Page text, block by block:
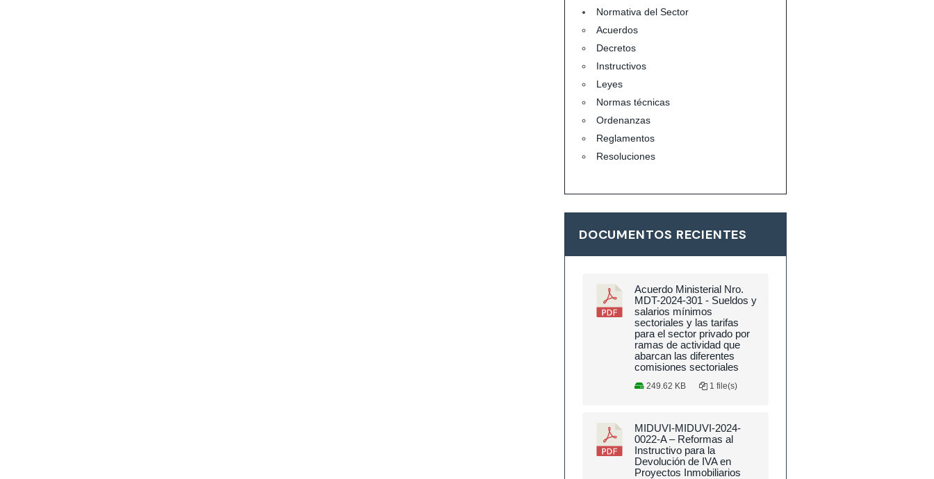
Normativa del Sector
Acuerdos
Decretos
Instructivos
Leyes
Normas técnicas
Ordenanzas
Reglamentos
Resoluciones
DOCUMENTOS RECIENTES
Acuerdo Ministerial Nro.
MDT-2024-301 - Sueldos y
salarios mínimos
sectoriales y las tarifas
para el sector privado por
ramas de actividad que
abarcan las diferentes
comisiones sectoriales
249.62 KB 1 file(s)
MIDUVI-MIDUVI-2024-
0022-A – Reformas al
Instructivo para la
Devolución de IVA en
Proyectos Inmobiliarios